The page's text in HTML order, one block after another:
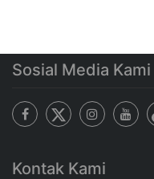
Sosial Media Kami
Kontak Kami